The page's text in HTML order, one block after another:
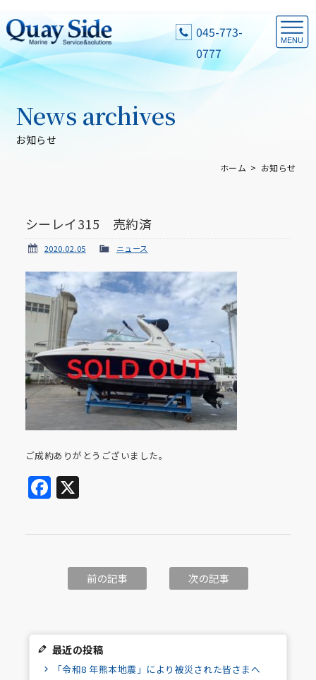
045-773-
0777
お知らせ
News archives
ホーム お知らせ
シーレイ315 売約済
2020.02.05 ニュース
ご成約ありがとうございました。
Facebook
X
前の記事 次の記事
最近の投稿
「令和8 年熊本地震」により被災された皆さまへ